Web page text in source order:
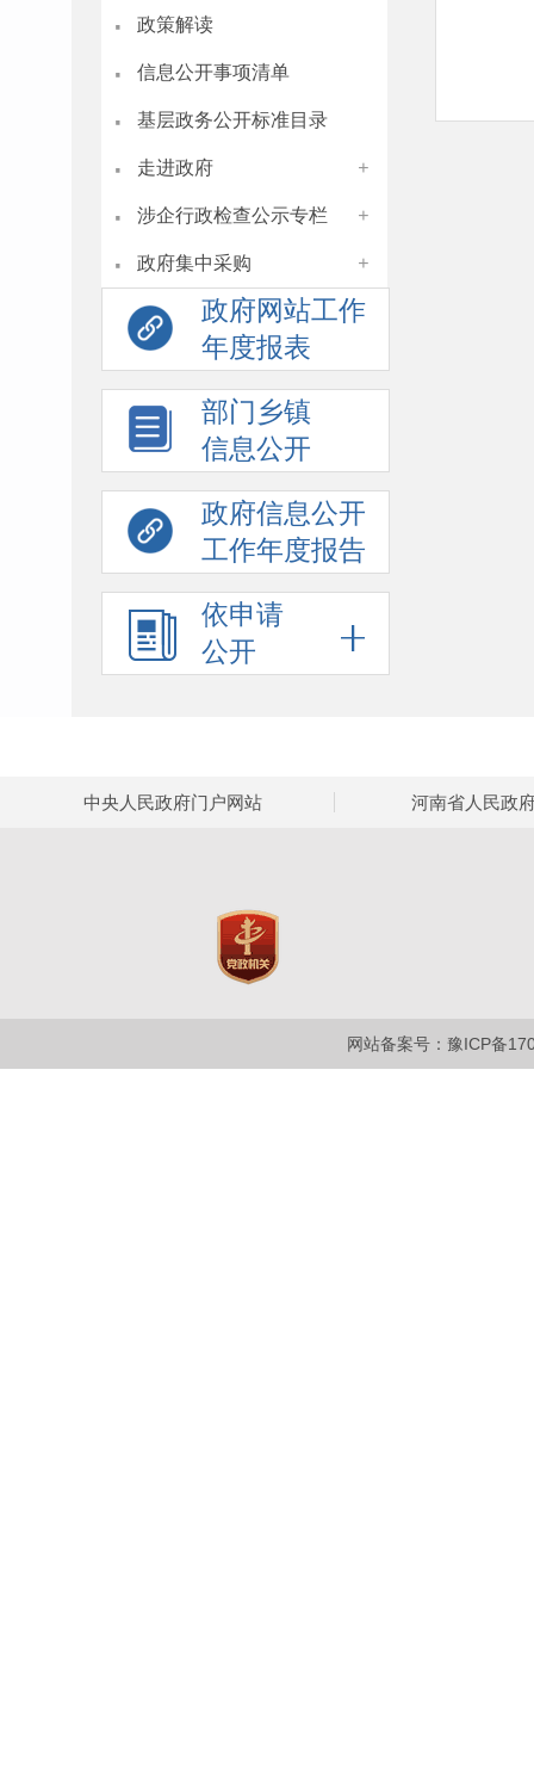
· 政策解读
· 信息公开事项清单
· 基层政务公开标准目录
· 走进政府 +
· 涉企行政检查公示专栏 +
· 政府集中采购 +
政府网站工作
年度报表
部门乡镇
信息公开
政府信息公开
工作年度报告
依申请
公开
中央人民政府门户网站 河南省人民政
网站备案号：豫ICP备